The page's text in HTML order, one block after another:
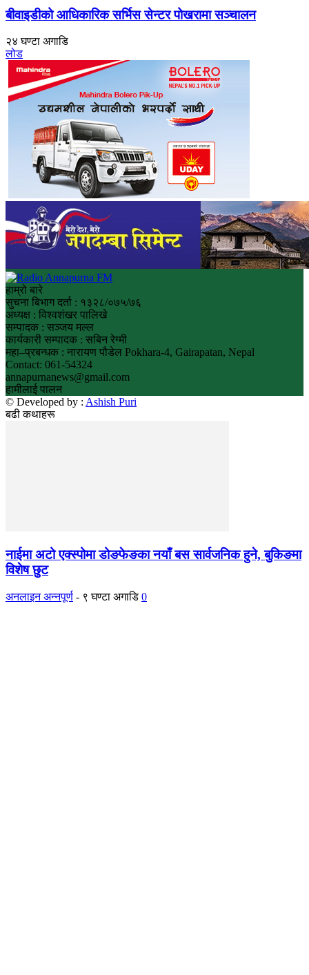
बीवाइडीको आधिकारिक सर्भिस सेन्टर पोखरामा सञ्चालन
२४ घण्टा अगाडि
लोड
हाम्रो बारे
सुचना बिभाग दर्ता : १३२८/०७५/७६
अध्यक्ष : विश्वशंखर पालिखे
सम्पादक : सञ्जय मल्ल
कार्यकारी सम्पादक : सबिन रेग्मी
महा–प्रबन्धक : नारायण पौडेल Pokhara-4, Gairapatan, Nepal
Contact: 061-54324
annapurnanews@gmail.com
हामीलाई पालन
© Developed by : Ashish Puri
बढी कथाहरू
नाईमा अटो एक्स्पोमा डोङफेङका नयाँ बस सार्वजनिक हुने, बुकिङमा
विशेष छुट
अनलाइन अन्नपूर्ण - ९ घण्टा अगाडि 0